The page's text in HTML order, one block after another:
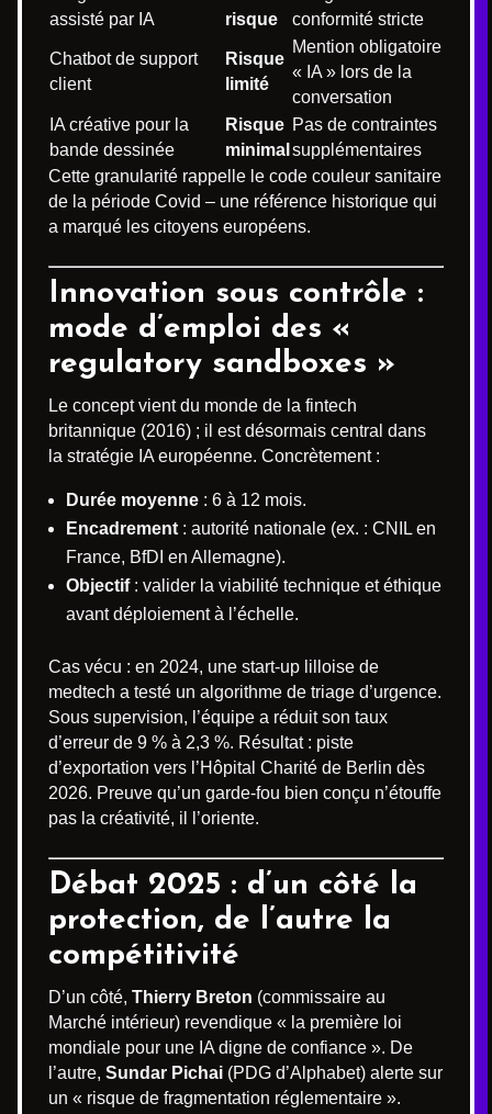
assisté par IA
risque
conformité stricte
Chatbot de support
client
Risque
limité
Mention obligatoire
« IA » lors de la
conversation
IA créative pour la
bande dessinée
Risque
minimal
Pas de contraintes
supplémentaires
Cette granularité rappelle le code couleur sanitaire
de la période Covid – une référence historique qui
a marqué les citoyens européens.
Innovation sous contrôle :
mode d’emploi des «
regulatory sandboxes »
Le concept vient du monde de la fintech
britannique (2016) ; il est désormais central dans
la stratégie IA européenne. Concrètement :
Durée moyenne : 6 à 12 mois.
Encadrement : autorité nationale (ex. : CNIL en
France, BfDI en Allemagne).
Objectif: valider la viabilité technique et éthique
avant déploiement à l’échelle.
Cas vécu : en 2024, une start-up lilloise de
medtech a testé un algorithme de triage d’urgence.
Sous supervision, l’équipe a réduit son taux
d’erreur de 9 % à 2,3 %. Résultat : piste
d’exportation vers l’Hôpital Charité de Berlin dès
2026. Preuve qu’un garde-fou bien conçu n’étouffe
pas la créativité, il l’oriente.
Débat 2025 : d’un côté la
protection, de l’autre la
compétitivité
D’un côté, Thierry Breton (commissaire au
Marché intérieur) revendique « la première loi
mondiale pour une IA digne de confiance ». De
l’autre, Sundar Pichai (PDG d’Alphabet) alerte sur
un « risque de fragmentation réglementaire ».